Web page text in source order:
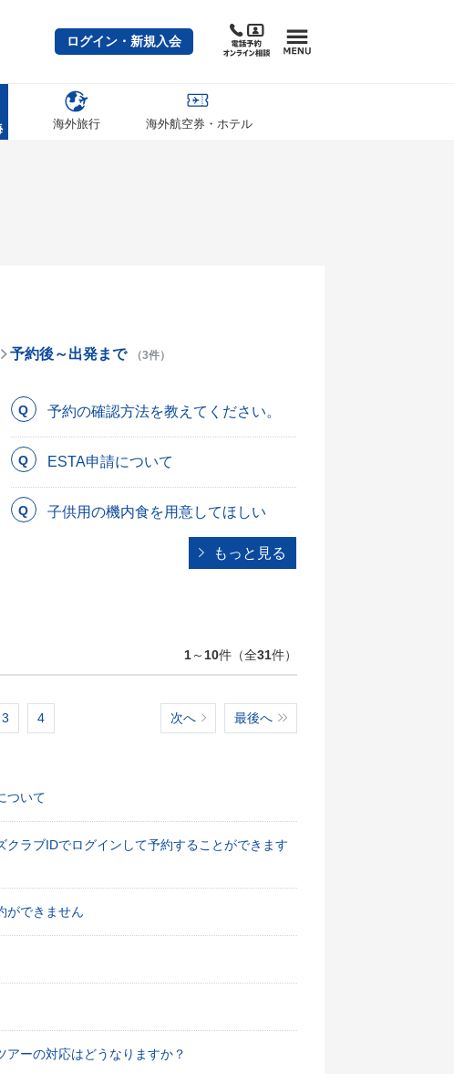
ログイン・新規入会
海外旅行 海外航空券・ホテル
予約後～出発まで （3件）
予約の確認方法を教えてください。
ESTA申請について
子供用の機内食を用意してほしい
もっと見る
1～ 10件（全31件）
3 4 次へ 最後へ
ついて
ラブIDでログインして予約することができます
ができません
アーの対応はどうなりますか？